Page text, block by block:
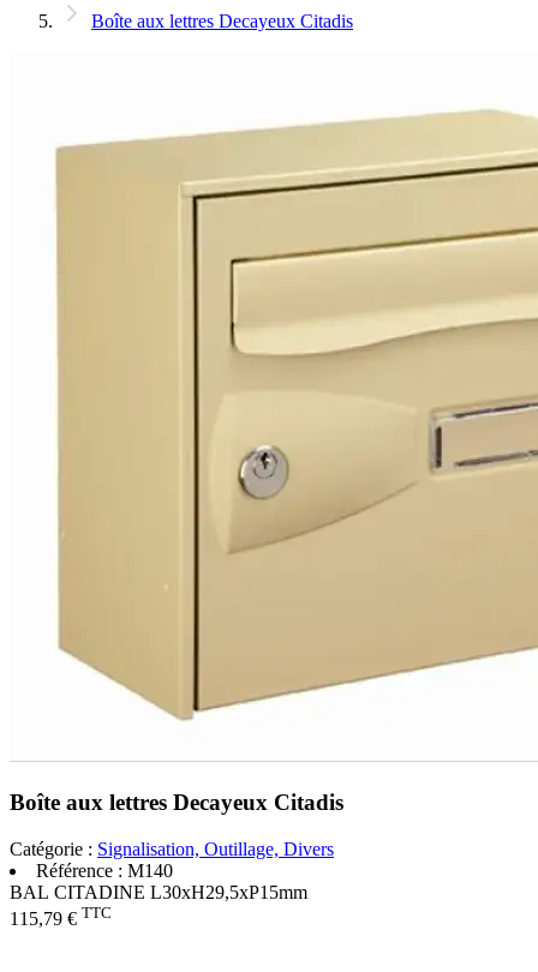
Boîte aux lettres Decayeux Citadis
Boîte aux lettres Decayeux Citadis
Catégorie : Signalisation, Outillage, Divers
Référence : M140
BAL CITADINE L30xH29,5xP15mm
115,79 € TTC